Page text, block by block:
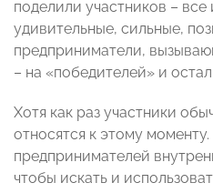
поделили участников – все
удивительные, сильные,
предприниматели,
– на «победителей» и
Хотя как раз участники
относятся к этому
предпринимателей
чтобы искать и